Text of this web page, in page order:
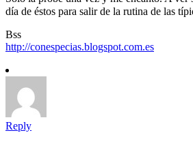
día de éstos para salir de la rutina de las
Bss
http://conespecias.blogspot.com.es
Reply